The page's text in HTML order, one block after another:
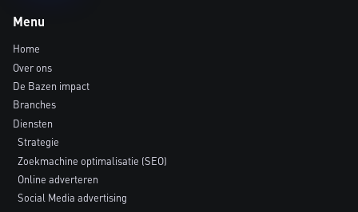
Menu
Home
Over ons
De Bazen impact
Branches
Diensten
Strategie
Zoekmachine optimalisatie (SEO)
Online adverteren
Social Media advertising